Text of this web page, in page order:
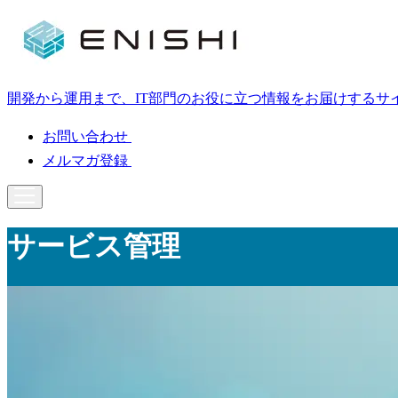
開発から運用まで、IT部門のお役に立つ情報をお届けするサ
お問い合わせ
メルマガ登録
サービス管理